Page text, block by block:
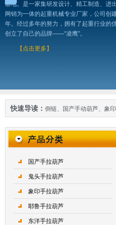
基地。是一家集研发设计、精工制造、进
网销为一体的起重机械专业厂家，公司创
年。经过多年的努力，拥有了起重行业的
创立了自己的品牌——“凌鹰”。
【点击更多】
快速导读： 倒链、 国产手动葫芦、 象
国产手拉葫芦
鬼头手拉葫芦
象印手拉葫芦
耶鲁手拉葫芦
东洋手拉葫芦